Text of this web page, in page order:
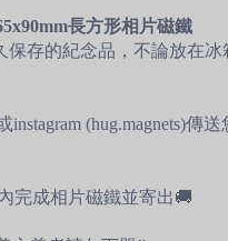
長方形相片磁鐵
保存的紀念品，不論放在
(hug.magnets)傳
完成相片磁鐵並寄出🚚